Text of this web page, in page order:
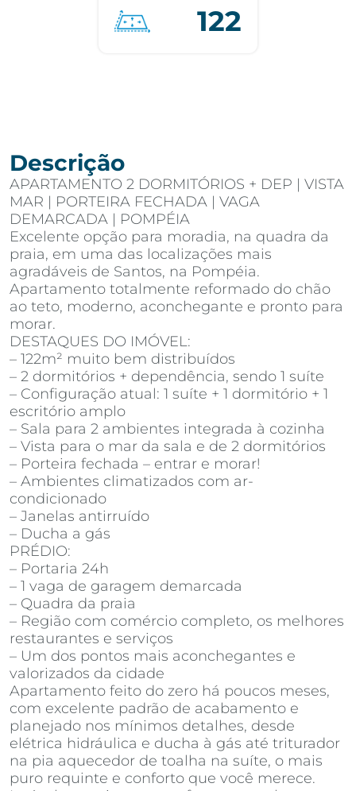
122
Descrição
APARTAMENTO 2 DORMITÓRIOS + DEP | VISTA
MAR | PORTEIRA FECHADA | VAGA
DEMARCADA | POMPÉIA
Excelente opção para moradia, na quadra da
praia, em uma das localizações mais
agradáveis de Santos, na Pompéia.
Apartamento totalmente reformado do chão
ao teto, moderno, aconchegante e pronto para
morar.
DESTAQUES DO IMÓVEL:
– 122m² muito bem distribuídos
– 2 dormitórios + dependência, sendo 1 suíte
– Configuração atual: 1 suíte + 1 dormitório + 1
escritório amplo
– Sala para 2 ambientes integrada à cozinha
– Vista para o mar da sala e de 2 dormitórios
– Porteira fechada – entrar e morar!
– Ambientes climatizados com ar-
condicionado
– Janelas antirruído
– Ducha a gás
PRÉDIO:
– Portaria 24h
– 1 vaga de garagem demarcada
– Quadra da praia
– Região com comércio completo, os melhores
restaurantes e serviços
– Um dos pontos mais aconchegantes e
valorizados da cidade
Apartamento feito do zero há poucos meses,
com excelente padrão de acabamento e
planejado nos mínimos detalhes, desde
elétrica hidráulica e ducha à gás até triturador
na pia aquecedor de toalha na suíte, o mais
puro requinte e conforto que você merece.